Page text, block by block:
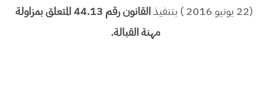
(22 يونيو 2016 ) بتنفيذ
القانون رقم 44.13 المتعلق بمزاولة
مهنة القبالة.